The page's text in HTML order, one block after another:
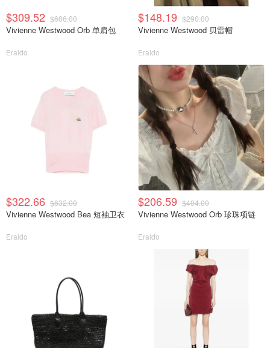
$309.52 $606.00
Vivienne Westwood Orb 单肩包
Eraldo
$148.19 $290.00
Vivienne Westwood 贝雷帽
Eraldo
$322.66 $632.00
Vivienne Westwood Bea 短袖卫衣
Eraldo
$206.59 $404.00
Vivienne Westwood Orb 珍珠项链
Eraldo